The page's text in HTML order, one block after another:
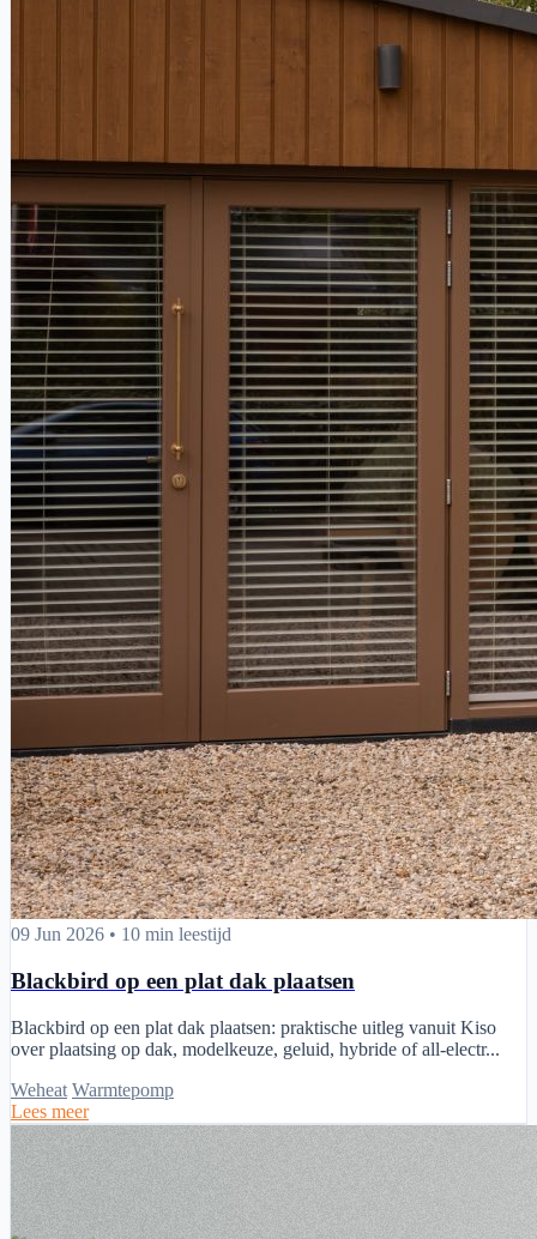
Blackbird op een plat dak plaatsen
09 Jun 2026 • 10 min leestijd
Blackbird op een plat dak plaatsen
Blackbird op een plat dak plaatsen: praktische uitleg vanuit Kiso
over plaatsing op dak, modelkeuze, geluid, hybride of all-electr...
Weheat Warmtepomp
Lees meer